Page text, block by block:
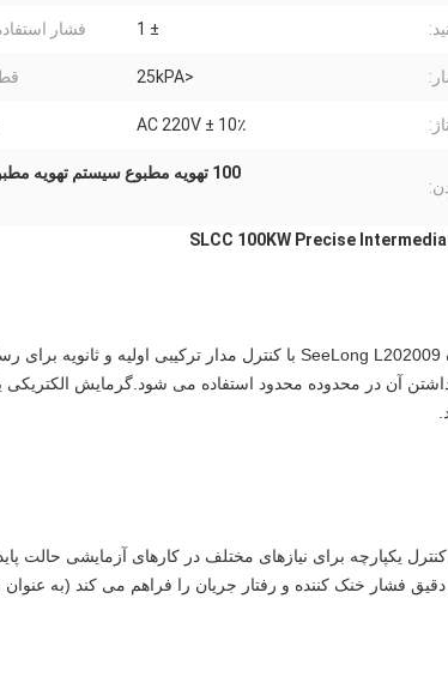
± 1 فشار
<25kPA
AC 220V ± 10٪
100 تهویه مطبوع سیستم تهویه مطبوع با آب
آن در محدوده محدود استفاده می شود.گرمایش الکتریکی
یکپارچه برای نیازهای مختلف در کارهای آزمایشی حالت
فشار خنک کننده و رفتار جریان را فراهم می کند (به عنوان